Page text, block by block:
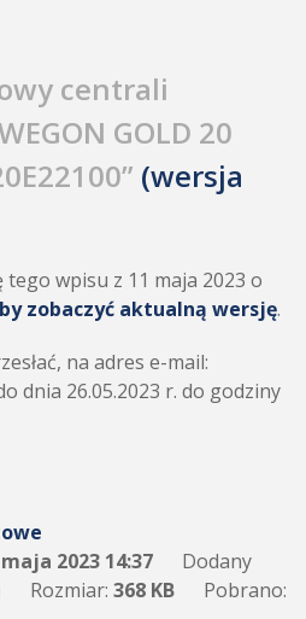
centrali
GOLD 20
(wersja
wpisu z 11 maja 2023 o
zobaczyć aktualną wersję.
na adres e-mail:
dnia 26.05.2023 r. do godziny
2023 14:37
Dodany
Rozmiar: 368 KB
Pobrano: